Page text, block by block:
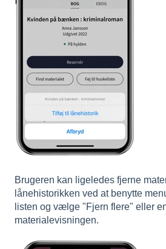
Brugeren kan ligeledes fjerne
lånehistorikken ved at benytte
listen og vælge "Fjern flere" eller
materialevisningen.